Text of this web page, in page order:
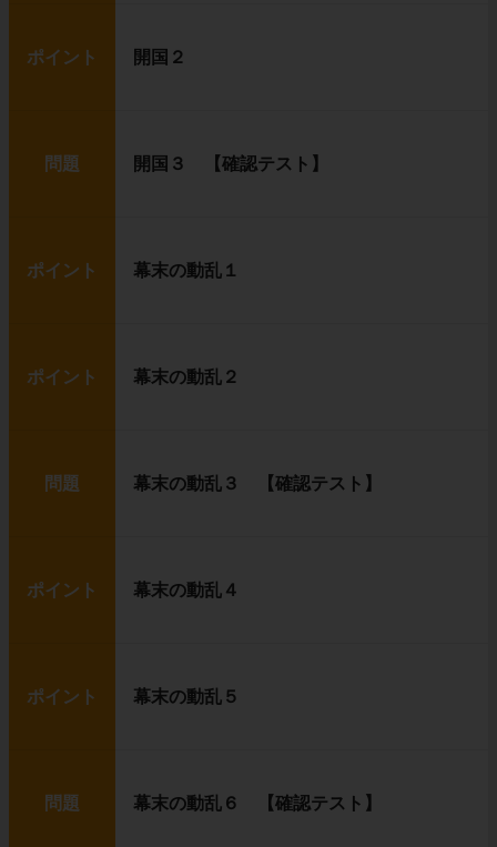
ポイント 開国２
問題 開国３ 【確認テスト】
ポイント 幕末の動乱１
ポイント 幕末の動乱２
問題 幕末の動乱３ 【確認テスト】
ポイント 幕末の動乱４
ポイント 幕末の動乱５
問題 幕末の動乱６ 【確認テスト】